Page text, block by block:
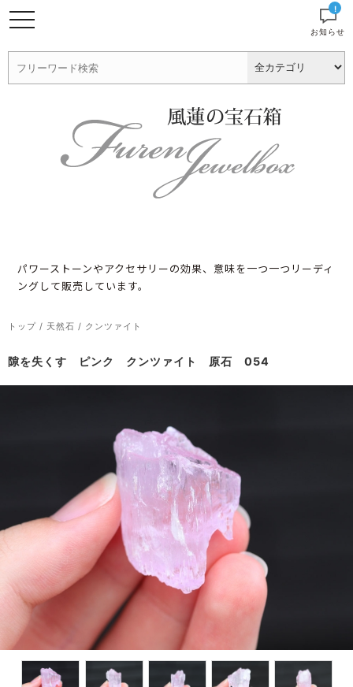
パワーストーンやアクセサリーの効果、意味を一つ一つリーディ
ングして販売しています。
!
お知らせ
トップ / 天然石 / クンツァイト
隙を失くす ピンク クンツァイト 原石 054